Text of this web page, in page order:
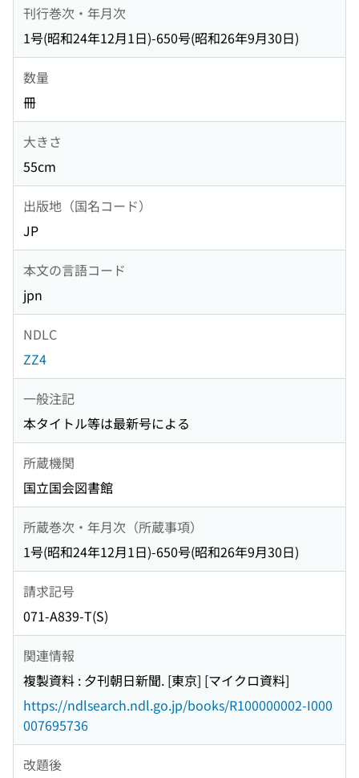
刊行巻次・年月次
1号(昭和24年12月1日)-650号(昭和26年9月30日)
数量
冊
大きさ
55cm
出版地（国名コード）
JP
本文の言語コード
jpn
NDLC
ZZ4
一般注記
本タイトル等は最新号による
所蔵機関
国立国会図書館
所蔵巻次・年月次（所蔵事項）
1号(昭和24年12月1日)-650号(昭和26年9月30日)
請求記号
071-A839-T(S)
関連情報
複製資料 : 夕刊朝日新聞. [東京] [マイクロ資料]
https://ndlsearch.ndl.go.jp/books/R100000002-I000
007695736
改題後